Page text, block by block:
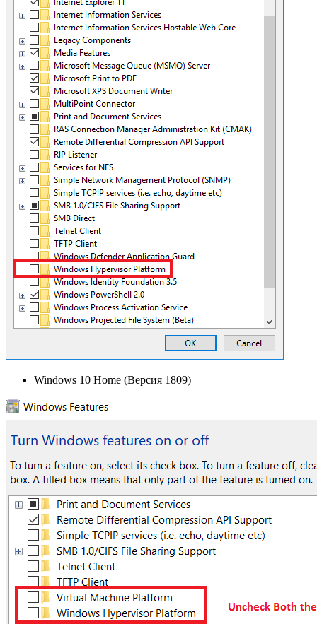
Windows 10 Home (Версия 1809)